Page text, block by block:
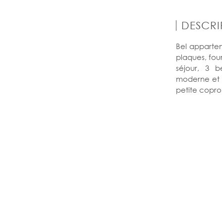
Bel
plaques,
séjour, 3
moderne et
petite